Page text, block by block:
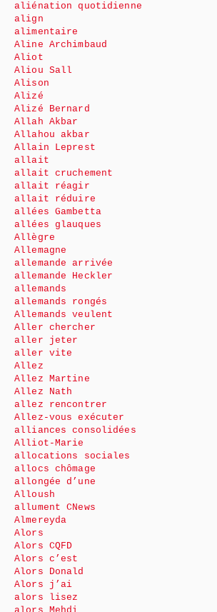
aliénation quotidienne
align
alimentaire
Aline Archimbaud
Aliot
Aliou Sall
Alison
Alizé
Alizé Bernard
Allah Akbar
Allahou akbar
Allain Leprest
allait
allait cruchement
allait réagir
allait réduire
allées Gambetta
allées glauques
Allègre
Allemagne
allemande arrivée
allemande Heckler
allemands
allemands rongés
Allemands veulent
Aller chercher
aller jeter
aller vite
Allez
Allez Martine
Allez Nath
allez rencontrer
Allez-vous exécuter
alliances consolidées
Alliot-Marie
allocations sociales
allocs chômage
allongée d’une
Alloush
allument CNews
Almereyda
Alors
Alors CQFD
Alors c’est
Alors Donald
Alors j’ai
alors lisez